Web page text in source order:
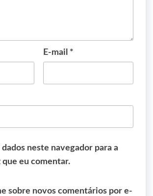
E-mail *
dados neste navegador para a
que eu comentar.
sobre novos comentários por e-